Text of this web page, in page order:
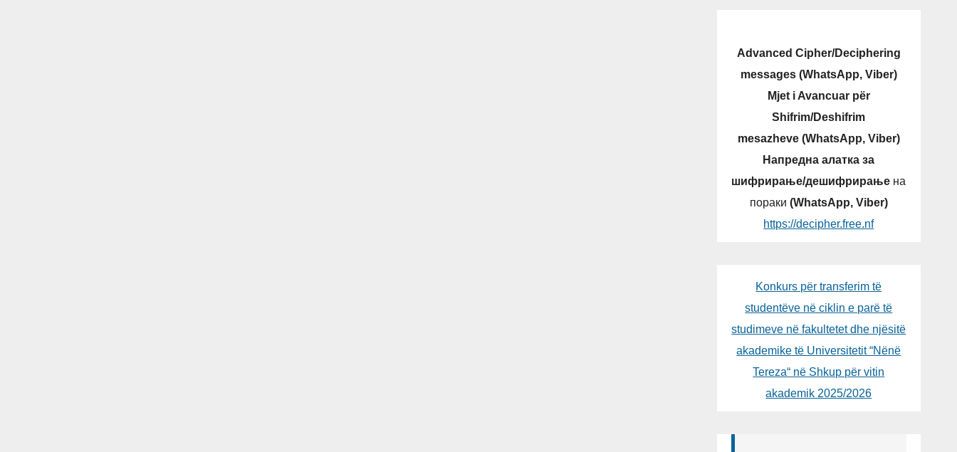
Advanced Cipher/Deciphering
messages (WhatsApp, Viber)
Mjet i Avancuar për
Shifrim/Deshifrim
mesazheve (WhatsApp, Viber)
Напредна алатка за
шифрирање/дешифрирање на
пораки (WhatsApp, Viber)
https://decipher.free.nf
Konkurs për transferim të
studentëve në ciklin e parë të
studimeve në fakultetet dhe njësitë
akademike të Universitetit “Nënë
Tereza“ në Shkup për vitin
akademik 2025/2026